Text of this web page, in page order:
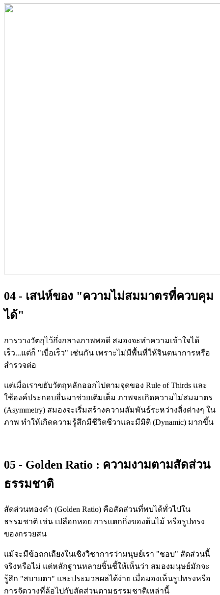
04 - เสน่ห์ของ "ความไม่สมมาตรที่ควบคุม
ได้"
การวางวัตถุไว้กึ่งกลางภาพพอดี สมองจะทำความเข้าใจได้
เร็ว...แต่ก็ "เบื่อเร็ว" เช่นกัน เพราะไม่มีพื้นที่ให้จินตนาการหรือ
สำรวจต่อ
แต่เมื่อเราขยับวัตถุหลักออกไปตามจุดของ Rule of Thirds และ
ใช้องค์ประกอบอื่นมาช่วยเติมเต็ม ภาพจะเกิดความไม่สมมาตร
(Asymmetry) สมองจะเริ่มสร้างความสัมพันธ์ระหว่างสิ่งต่างๆ ใน
ภาพ ทำให้เกิดความรู้สึกมีชีวิตชีวาและมีมิติ (Dynamic) มากขึ้น
05 - Golden Ratio : ความงามตามสัดส่วน
ธรรมชาติ
สัดส่วนทองคำ (Golden Ratio) คือสัดส่วนที่พบได้ทั่วไปใน
ธรรมชาติ เช่น เปลือกหอย การแตกกิ่งของต้นไม้ หรือรูปทรง
ของกรวยสน
แม้จะมีข้อถกเถียงในเชิงวิชาการว่ามนุษย์เรา "ชอบ" สัดส่วนนี้
จริงหรือไม่ แต่หลักฐานหลายชิ้นชี้ให้เห็นว่า สมองมนุษย์มักจะ
รู้สึก "สบายตา" และประมวลผลได้ง่าย เมื่อมองเห็นรูปทรงหรือ
การจัดวางที่ล้อไปกับสัดส่วนตามธรรมชาติเหล่านี้